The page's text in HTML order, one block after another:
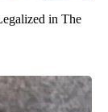
in The